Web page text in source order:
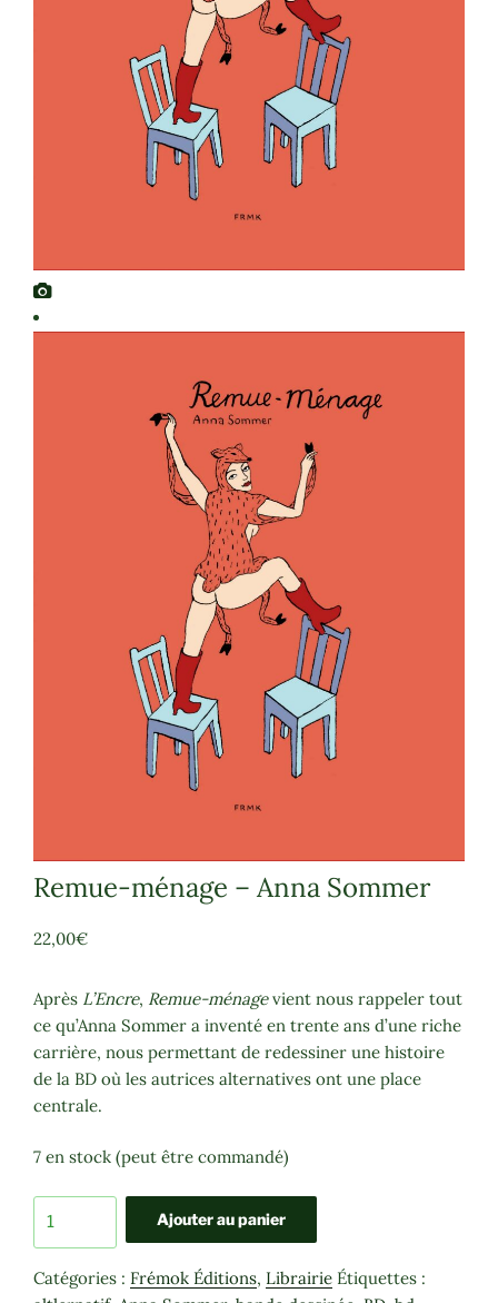
Remue-ménage – Anna Sommer
22,00€
Après L’Encre, Remue-ménagevient nous rappeler tout
ce qu’Anna Sommer a inventé en trente ans d’une riche
carrière, nous permettant de redessiner une histoire
de la BD où les autrices alternatives ont une place
centrale.
7 en stock (peut être commandé)
de
ménage
Ajouter au panier
Catégories : Frémok Éditions, Librairie Étiquettes :